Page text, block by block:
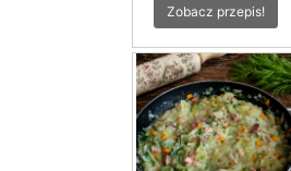
Zobacz przepis!